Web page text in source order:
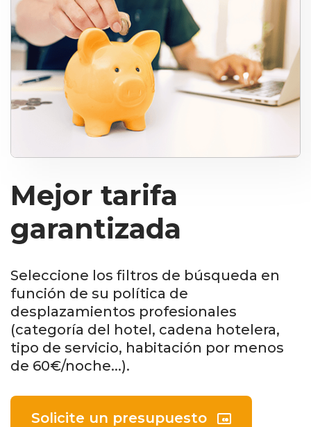
Mejor tarifa
garantizada
Seleccione los filtros de búsqueda en
función de su política de
desplazamientos profesionales
(categoría del hotel, cadena hotelera,
tipo de servicio, habitación por menos
de 60€/noche...).
Solicite un presupuesto